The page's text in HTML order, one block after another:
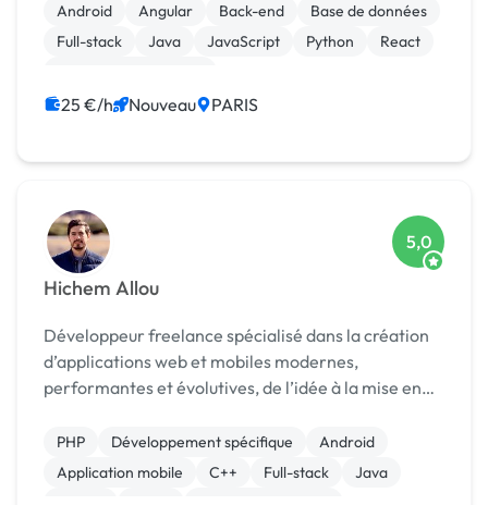
Android Angular Back-end
Base de données
Full-stack
Java JavaScript Python
React
25 €/h Nouveau PARIS
Hichem Allou
5,0
Développeur freelance spécialisé dans la création
d’applications web et mobiles modernes,
performantes et évolutives, de l’idée à la mise en
PHP Développement spécifique
Android
Application mobile
C++ Full-stack
Java